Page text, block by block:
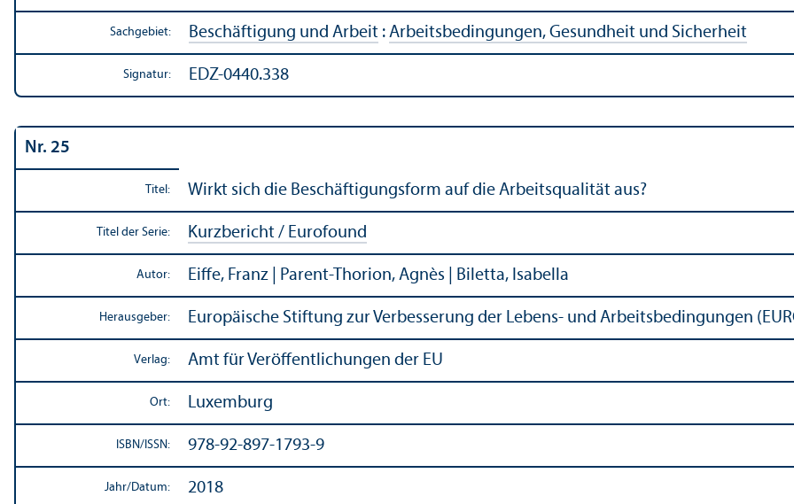
Sachgebiet: Beschäftigung und Arbeit : Arbeits­bedingungen, Gesundheit und Sicherheit
Signatur: EDZ-0440.338
Nr. 25
Titel: Wirkt sich die Beschäftigungs­form auf die Arbeits­qualität aus?
Titel der Serie: Kurzbericht / Eurofound
Autor: Eiffe, Franz | Parent-Thorion, Agnès | Biletta, Isabella
Herausgeber: Europäische Stiftung zur Verbesserung der Lebens- und Arbeits­bedingungen
Verlag: Amt für Veröffentlichungen der EU
Ort: Luxemburg
ISBN/ ISSN: 978-92-897-1793-9
Jahr/Datum: 2018